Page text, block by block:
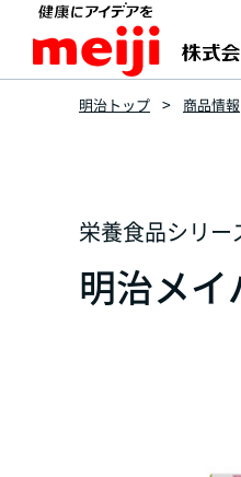
明治トップ 商品情報
栄養食品シリー
明治メ